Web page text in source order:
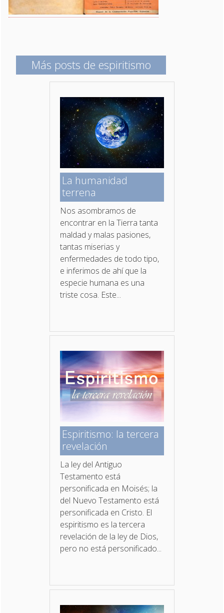
Más posts de espiritismo
La humanidad
terrena
Nos asombramos de
encontrar en la Tierra tanta
maldad y malas pasiones,
tantas miserias y
enfermedades de todo tipo,
e inferimos de ahí que la
especie humana es una
triste cosa. Este...
Espiritismo: la tercera
revelación
La ley del Antiguo
Testamento está
personificada en Moisés; la
del Nuevo Testamento está
personificada en Cristo. El
espiritismo es la tercera
revelación de la ley de Dios,
pero no está personificado...